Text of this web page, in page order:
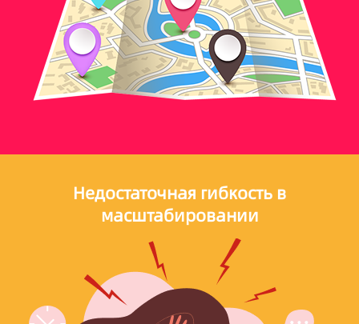
Недостаточная гибкость в
масштабировании